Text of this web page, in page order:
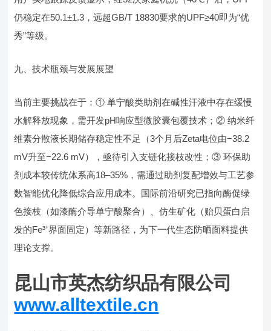
仍稳定在50.1±1.3，远超GB/T 18830要求的UPF≥40即为“优
秀”等级。
九、技术瓶颈与发展展望
当前主要挑战在于：① 单宁酸类助剂在碱性汗液中存在缓慢
水解释放现象，需开发pH响应型微胶囊包覆技术；② 纳米纤
维素分散液长期储存稳定性不足（3个月后Zeta电位由−38.2
mV升至−22.6 mV），亟待引入支链化接枝改性；③ 环保助
剂成本较传统体系高18–35%，需通过助剂复配增效与工艺参
数智能优化降低综合应用成本。国际前沿研究已指向酶促绿
色接枝（如漆酶介导单宁酸聚合）、仿生矿化（贻贝蛋白启
发的Fe³⁺界面固定）等新路径，为下一代生态防晒面料提供
理论支撑。
昆山市英杰纺织品有限公司
www.alltextile.cn